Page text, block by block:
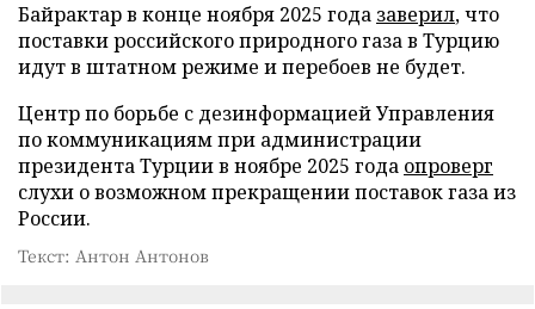
Байрактар в конце ноября 2025 года заверил, что
поставки российского природного газа в Турцию
идут в штатном режиме и перебоев не будет.
Центр по борьбе с дезинформацией Управления
по коммуникациям при администрации
президента Турции в ноябре 2025 года опроверг
слухи о возможном прекращении поставок газа из
России.
Текст: Антон Антонов